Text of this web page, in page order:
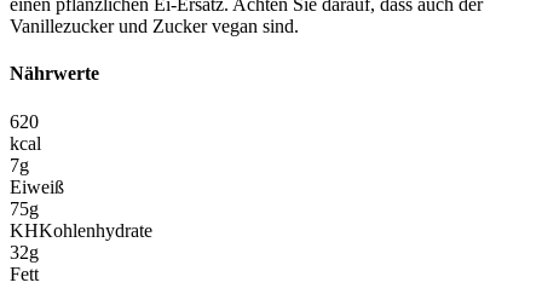
einen pflanzlichen Ei-Ersatz. Achten Sie darauf, dass auch der
Vanillezucker und Zucker vegan sind.
Nährwerte
620
kcal
7g
Eiweiß
75g
KHKohlenhydrate
32g
Fett